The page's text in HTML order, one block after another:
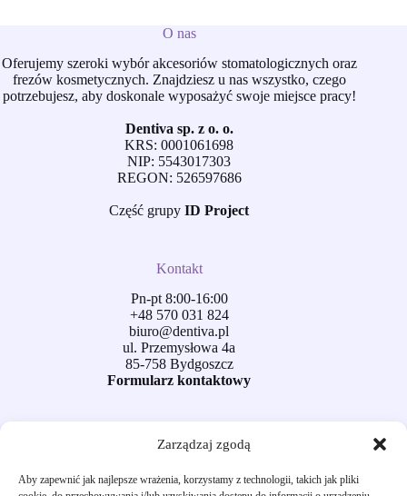
Zarządzaj zgodą
Aby zapewnić jak najlepsze wrażenia, korzystamy z technologii, takich jak pliki
O nas
Oferujemy szeroki wybór akcesoriów stomatologicznych oraz
frezów kosmetycznych. Znajdziesz u nas wszystko, czego
potrzebujesz, aby doskonale wyposażyć swoje miejsce pracy!
Dentiva sp. z o. o.
KRS: 0001061698
NIP: 5543017303
REGON: 526597686
Część grupyID Project
Kontakt
Pn-pt 8:00-16:00
+48 570 031 824
biuro@dentiva.pl
ul. Przemysłowa 4a
85-758 Bydgoszcz
Formularz kontaktowy
Obsługa klienta
Dostawa i płatności